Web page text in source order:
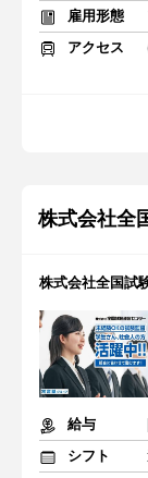
雇用形態
アクセス
株式会社全
株式会社全国試
給与
シフト